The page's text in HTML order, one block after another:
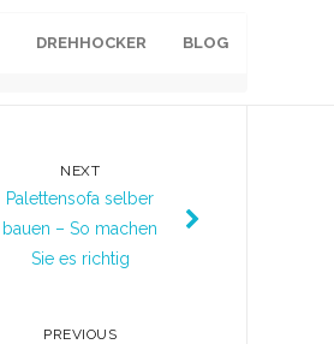
DREHHOCKER BLOG
NEXT
Palettensofa selber
bauen – So machen
Sie es richtig
PREVIOUS